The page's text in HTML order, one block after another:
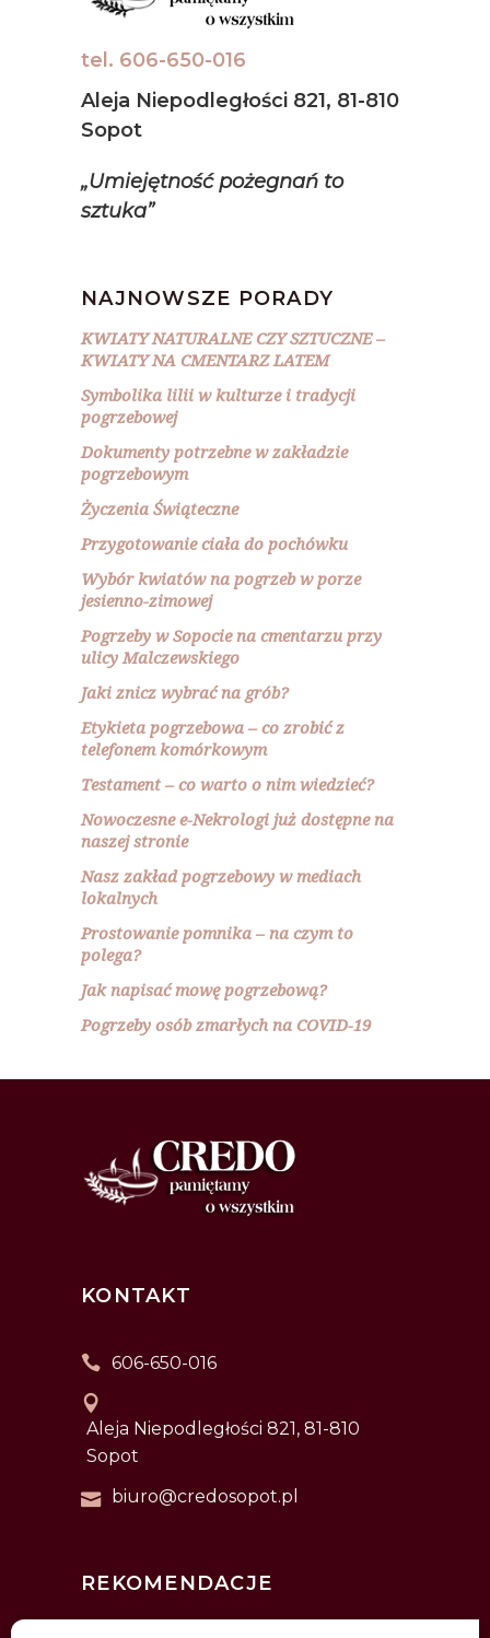
tel. 606-650-016
Aleja Niepodległości 821, 81-810
Sopot
„Umiejętność pożegnań to
sztuka”
NAJNOWSZE PORADY
KWIATY NATURALNE CZY SZTUCZNE –
KWIATY NA CMENTARZ LATEM
Symbolika lilii w kulturze i tradycji
pogrzebowej
Dokumenty potrzebne w zakładzie
pogrzebowym
Życzenia Świąteczne
Przygotowanie ciała do pochówku
Wybór kwiatów na pogrzeb w porze
jesienno-zimowej
Pogrzeby w Sopocie na cmentarzu przy
ulicy Malczewskiego
Jaki znicz wybrać na grób?
Etykieta pogrzebowa – co zrobić z
telefonem komórkowym
Testament – co warto o nim wiedzieć?
Nowoczesne e-Nekrologi już dostępne na
naszej stronie
Nasz zakład pogrzebowy w mediach
lokalnych
Prostowanie pomnika – na czym to
polega?
Jak napisać mowę pogrzebową?
Pogrzeby osób zmarłych na COVID-19
KONTAKT
606-650-016
Aleja Niepodległości 821, 81-810
Sopot
biuro@credosopot.pl
REKOMENDACJE